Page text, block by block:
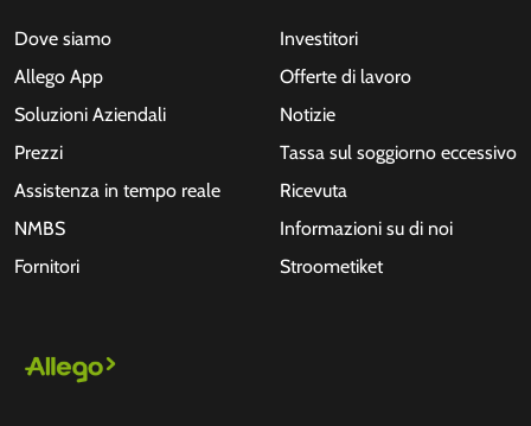
Dove siamo
Allego App
Soluzioni Aziendali
Prezzi
Assistenza in tempo reale
NMBS
Fornitori
Investitori
Offerte di lavoro
Notizie
Tassa sul soggiorno eccessivo
Ricevuta
Informazioni su di noi
Stroometiket